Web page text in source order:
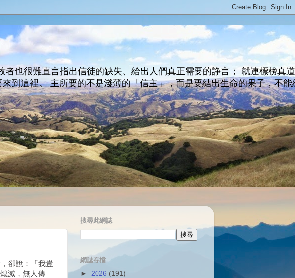
也很難直言指出信徒的缺失、給出人們真正需要的諍言； 就連標榜真
到這裡。 主所要的不是淺薄的「信主」，而是要結出生命的果子，不能
卻說：「我豈
滅，無人傳
搜尋此網誌
網誌存檔
► 2026 (191)